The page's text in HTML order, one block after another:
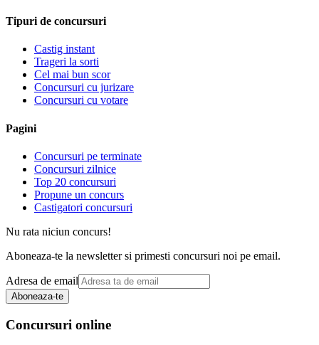
Tipuri de concursuri
Castig instant
Trageri la sorti
Cel mai bun scor
Concursuri cu jurizare
Concursuri cu votare
Pagini
Concursuri pe terminate
Concursuri zilnice
Top 20 concursuri
Propune un concurs
Castigatori concursuri
Nu rata niciun concurs!
Aboneaza-te la newsletter si primesti concursuri noi pe email.
Adresa de email
Aboneaza-te
Concursuri online